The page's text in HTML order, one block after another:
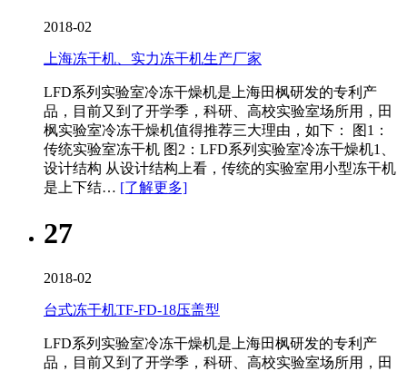
2018-02
上海冻干机、实力冻干机生产厂家
LFD系列实验室冷冻干燥机是上海田枫研发的专利产
品，目前又到了开学季，科研、高校实验室场所用，田
枫实验室冷冻干燥机值得推荐三大理由，如下： 图1：
传统实验室冻干机 图2：LFD系列实验室冷冻干燥机1、
设计结构 从设计结构上看，传统的实验室用小型冻干机
是上下结… [了解更多]
27
2018-02
台式冻干机TF-FD-18压盖型
LFD系列实验室冷冻干燥机是上海田枫研发的专利产
品，目前又到了开学季，科研、高校实验室场所用，田